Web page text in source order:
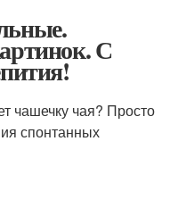
С
чашечку чая? Просто
спонтанных